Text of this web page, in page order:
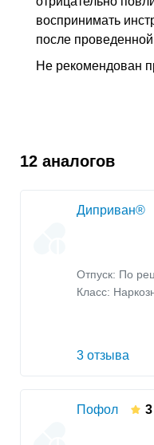
воспринимать
после
Не рекомендован
12 аналогов
Диприван®
Отпуск: По
Класс:
3 отзыва
Пофол 3